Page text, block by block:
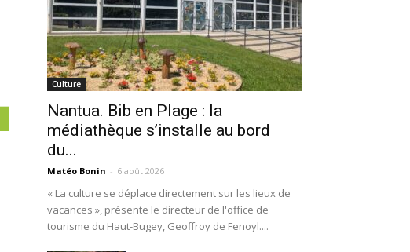
Culture
Nantua. Bib en Plage : la
médiathèque s’installe au bord
du...
Matéo Bonin - 6 août 2026
« La culture se déplace directement sur les lieux de
vacances », présente le directeur de l'office de
tourisme du Haut-Bugey, Geoffroy de Fenoyl....